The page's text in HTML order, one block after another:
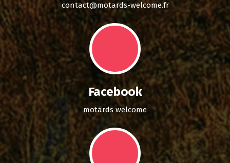
contact@motards-welcome.fr
Facebook
motards welcome